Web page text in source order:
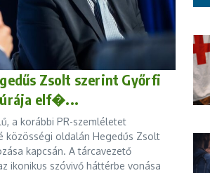
Zsolt szerint Győrfi
elf�...
a korábbi PR-szemléletet
közösségi oldalán Hegedűs Zsolt
kapcsán. A tárcavezető
ikonikus szóvivő háttérbe vonása